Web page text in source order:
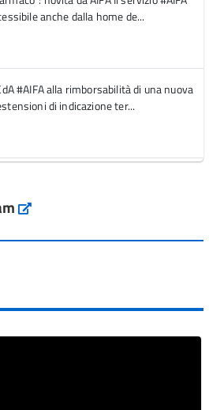
anche dalla home de...
#AIFA alla rimborsabilità di una nuova
di indicazione ter...
Instagram